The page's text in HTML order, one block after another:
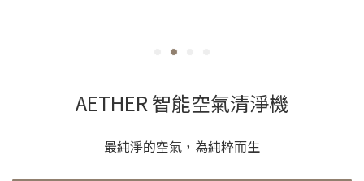
AETHER 智能空氣清淨機
最純淨的空氣，為純粹而生